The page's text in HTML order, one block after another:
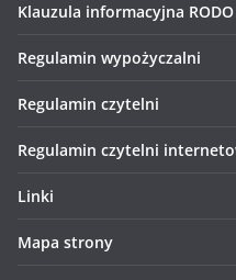
Klauzula informacyjna RODO
Regulamin wypożyczalni
Regulamin czytelni
Regulamin czytelni
Linki
Mapa strony